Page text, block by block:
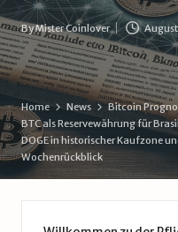
Posted
by
ByMister Coinlover
Home News
Bitcoin
BTC als Reservewährung für
DOGE in historischer Kaufzone
Wochenrückblick